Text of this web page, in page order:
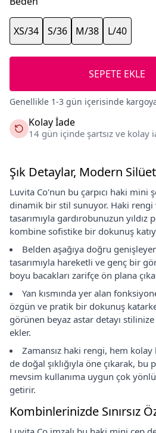
XS/34 S/36 M/38 L/40
SEPETE EKLE
Genellikle 1-3 gün içerisinde
Kolay İade
14 gün içinde şartsız ve kolay
Şık Detaylar, Modern Silüet
Luvita Co'nun bu çarpıcı haki mini
dinamik bir stil sunuyor. Haki
tasarımıyla gardırobunuzun yıldız
kombine sofistike bir dokunuş
Belden aşağıya doğru
tasarımıyla hareketli ve genç bir
boyu bacakları zarifçe ön plana
Yan kısmında yer alan
özgün ve pratik bir dokunuş
görünen beyaz astar detayı
ekler.
Zamansız haki rengi, hem
de doğal şıklığıyla öne çıkarak,
mevsim kullanıma uygun çok
getirir.
Kombinlerinizde Sınırsız